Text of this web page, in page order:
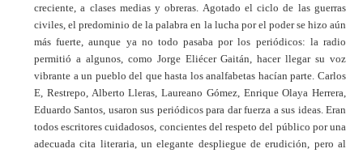
creciente, a clases medias y obreras. Agotado el ciclo de las guerras
civiles, el predominio de la palabra en la lucha por el poder se hizo aún
más fuerte, aunque ya no todo pasaba por los periódicos: la radio
permitió a algunos, como Jorge Eliécer Gaitán, hacer llegar su voz
vibrante a un pueblo del que hasta los analfabetas hacían parte. Carlos
E, Restrepo, Alberto Lleras, Laureano Gómez, Enrique Olaya Herrera,
Eduardo Santos, usaron sus periódicos para dar fuerza a sus ideas. Eran
todos escritores cuidadosos, concientes del respeto del público por una
adecuada cita literaria, un elegante despliegue de erudición, pero al